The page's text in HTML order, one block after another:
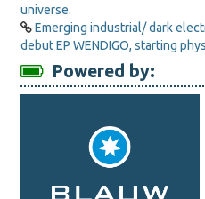
universe.
Emerging industrial/ dark
debut EP WENDIGO, starting
Powered by: